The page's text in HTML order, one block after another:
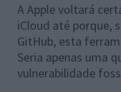
A Apple voltará
iCloud até porque,
GitHub, esta
Seria apenas uma
vulnerabilidade